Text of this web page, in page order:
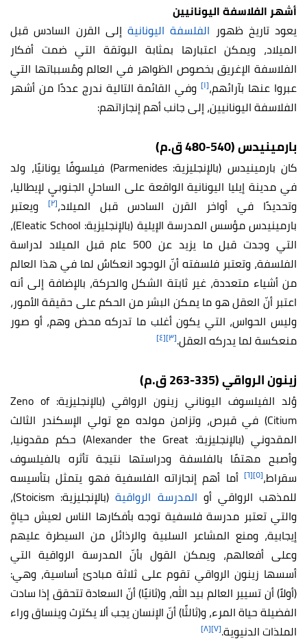
أشهر الفلاسفة اليونانيين
يعود تاريخ ظهور الفلسفة اليونانية إلى القرن السادس قبل
الميلاد، ويمكن اعتبارها بمثابة البوتقة التي ضمت أفكار
الفلاسفة الإغريق بخصوص الظواهر في العالم ومُسبباتها التي
عبروا عنها بآرائهم،[١]
وفي القائمة التالية ندرج عددًا من أشهر
الفلاسفة اليونانيين، إلى جانب أهم إنجازاتهم:
بارمينيدس (540-480 ق.م)
كان بارمينيدس (بالإنجليزية: Parmenides) فيلسوفًا يونانيًا، ولد
في مدينة إيليا اليونانية الواقعة على الساحلِ الجنوبيِ لإيطاليا،
وتحديدًا في أواخر القرن السادس قبل الميلاد،[٢]
ويعتبر
بارمينيدس مؤسس المدرسة الإيلية (بالإنجليزية: Eleatic School)،
التي وجدت قبل ما يزيد عن 500 عام قبل الميلاد لدراسة
الفلسفة، وتعتبر فلسفته أنّ الوجود انعكاسٌ لما في هذا العالم
من أشياء متعددة، غير ثابتة الشكل والحركة، بالإضافة إلى أنه
اعتبر أنّ العقل هو ما يمكن البشر من الحكم على حقيقة الأمور،
وليس الحواس، التي يكون أغلب ما تدركه محض وهم، أو صور
منعكسة لما يدركه العقل.[٣] [٤]
زينون الرواقي (335-263 ق.م)
وُلد الفيلسوف اليوناني زينون الرواقي (بالإنجليزية: Zeno of
Citium) في قبرص، وتزامن مولده مع تولي الإسكندر الثالث
المقدوني (بالإنجليزية: Alexander the Great) حكم مقدونيا،
وأصبح مهتمًا بالفلسفة ودراستها نتيجة تأثره بالفيلسوف
سقراط،[٥] [٦]
أما أهم إنجازاته الفلسفية فهو يتمثل بتأسيسه
للمذهب الرواقي أو المدرسة الرواقية
(بالإنجليزية: Stoicism)،
والتي تعتبر مدرسة فلسفية توجه بأفكارها الناس لعيش حياةٍ
إيجابية، ومنع المشاعر السلبية والرذائل من السيطرة عليهم
وعلى أفعالهم، ويمكن القول بأنّ المدرسة الرواقية التي
أسسها زينون الرواقي تقوم على ثلاثة مبادئ أساسية، وهي:
(أولاً) أن تسيير العالم بيد الله، و(ثانيًا) أنّ السعادة تتحقق إذا سادت
الفضيلة حياة المرء، و(ثالثًا) أنّ الإنسان يجب ألا يكترث وينساق وراء
الملذات الدنيوية.[٧] [٨]